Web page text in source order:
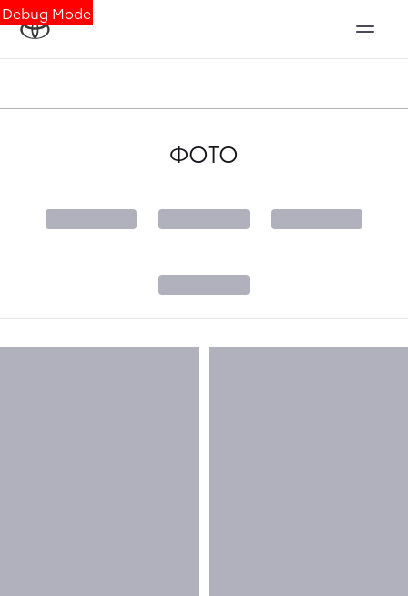
Debug Mode
ФОТО